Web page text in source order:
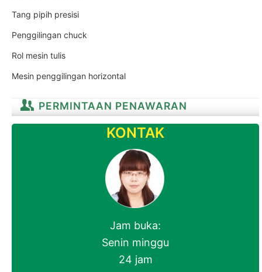
Tang pipih presisi
Penggilingan chuck
Rol mesin tulis
Mesin penggilingan horizontal
PERMINTAAN PENAWARAN
KONTAK
Jam buka:
Senin minggu
24 jam